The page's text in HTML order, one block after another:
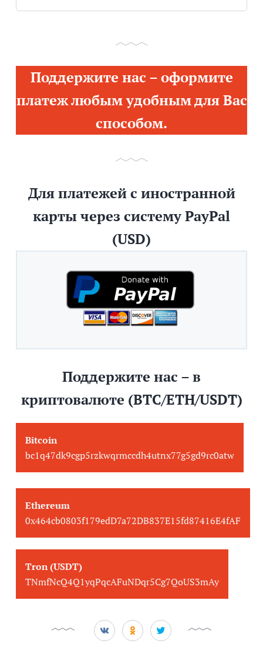
Поддержите нас – оформите
платеж любым удобным для Вас
способом.
Для платежей с иностранной
карты через систему PayPal
(USD)
Поддержите нас – в
криптовалюте (BTC/ETH/USDT)
Bitcoin
bc1q47dk9cgp5rzkwqrmccdh4utnx77g5gd9rc0atw
Ethereum
0x464cb0803f179edD7a72DB837E15fd87416E4fAF
Tron (USDT)
TNmfNcQ4Q1yqPqcAFuNDqr5Cg7QoUS3mAy